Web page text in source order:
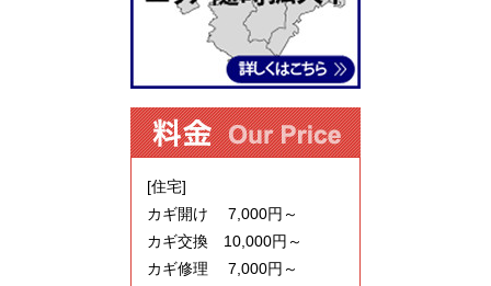
[住宅]
カギ開け 7,000円～
カギ交換 10,000円～
カギ修理 7,000円～